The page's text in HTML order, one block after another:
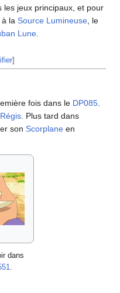
les jeux principaux, et pour
à la Source Lumineuse , le
Lune
]
fois dans le DP085
Régis . Plus tard dans
son Scorplane en
dans